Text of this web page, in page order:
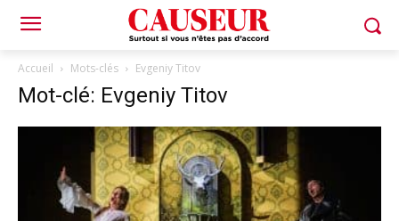
Accueil Mots-clés Evgeniy Titov
Mot-clé: Evgeniy Titov